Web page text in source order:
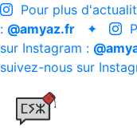
Pour plus
: @amyaz.fr ✦
sur Instagram :
suivez-nous sur